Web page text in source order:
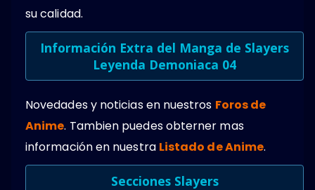
su calidad.
Información Extra del Manga de Slayers
Leyenda Demoniaca 04
Novedades y noticias en nuestros Foros de
Anime. Tambien puedes obterner mas
información en nuestra Listado de Anime.
Secciones Slayers